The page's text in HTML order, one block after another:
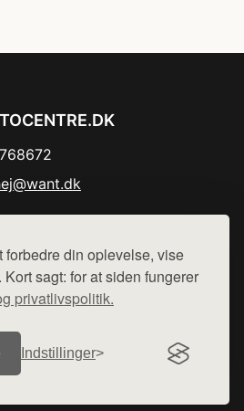
din oplevelse, vise
sagt: for at siden fungerer
privatlivspolitik.
Indstillinger
side - vi henviser til de shops,